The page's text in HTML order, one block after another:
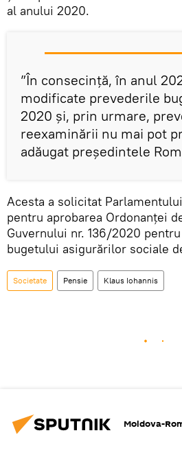
al anului 2020.
”În consecință, în anul
modificate prevederile
2020 și, prin urmare,
reexaminării nu mai pot
adăugat președintele
Acesta a solicitat
pentru aprobarea Ordonanței
Guvernului nr. 136/2020
bugetului asigurărilor sociale
Societate Pensie Klaus Iohannis
Moldova-